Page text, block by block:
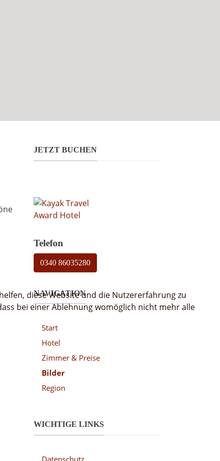
JETZT BUCHEN
Telefon
0340 86035280
NAVIGATION
Start
Hotel
Zimmer & Preise
Bilder
Region
WICHTIGE LINKS
Datenschutz
diese Website und die Nutzererfahrung zu
bei einer Ablehnung womöglich nicht mehr alle